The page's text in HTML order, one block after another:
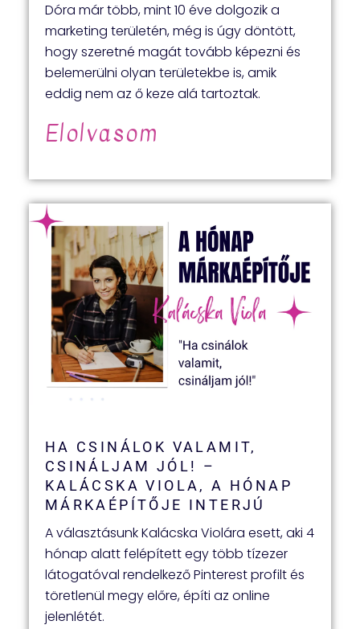
Dóra már több, mint 10 éve dolgozik a
marketing területén, még is úgy döntött,
hogy szeretné magát tovább képezni és
belemerülni olyan területekbe is, amik
eddig nem az ő keze alá tartoztak.
Elolvasom
HA CSINÁLOK VALAMIT,
CSINÁLJAM JÓL! –
KALÁCSKA VIOLA, A HÓNAP
MÁRKAÉPÍTŐJE INTERJÚ
A választásunk Kalácska Violára esett, aki 4
hónap alatt felépített egy több tízezer
látogatóval rendelkező Pinterest profilt és
töretlenül megy előre, építi az online
jelenlétét.